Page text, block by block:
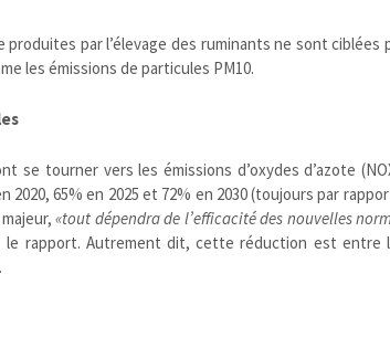
par l’élevage des ruminants ne sont ciblées
les émissions de particules PM10.
se tourner vers les émissions d’oxydes d’azote
65% en 2025 et 72% en 2030 (toujours par
,«tout dépendra de l’efficacité des nouvelles
rapport. Autrement dit, cette réduction est entre